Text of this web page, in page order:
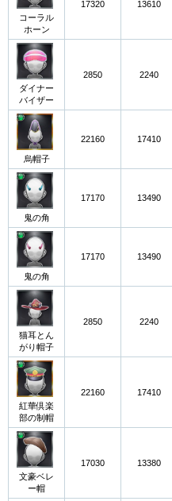
コーラル
ホーン
17320 13610
ダイナー
バイザー
2850 2240
烏帽子
22160 17410
鬼の角
17170 13490
鬼の角
17170 13490
猫耳とん
がり帽子
2850 2240
紅華倶楽
部の制帽
22160 17410
文豪ベレ
ー帽
17030 13380